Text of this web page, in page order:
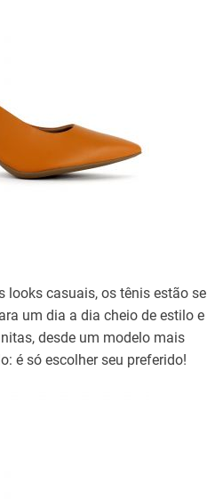
looks casuais, os tênis estão se
um dia a dia cheio de estilo e
desde um modelo mais
é só escolher seu preferido!